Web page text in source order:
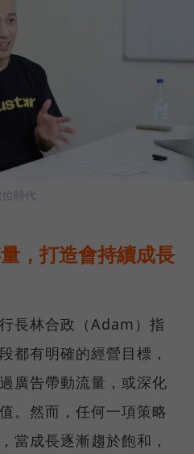
時代
，打造會持續成長
長林合政（Adam）指
都有明確的經營目標，
廣告帶動流量，或深化
。然而，任何一項策略
當成長逐漸趨於飽和，